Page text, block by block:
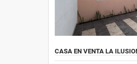
CASA EN VENTA LA